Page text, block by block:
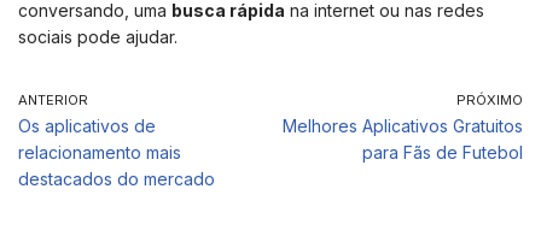
conversando, uma busca rápida na internet ou nas redes
sociais pode ajudar.
ANTERIOR
Os aplicativos de
relacionamento mais
destacados do mercado
PRÓXIMO
Melhores Aplicativos Gratuitos
para Fãs de Futebol